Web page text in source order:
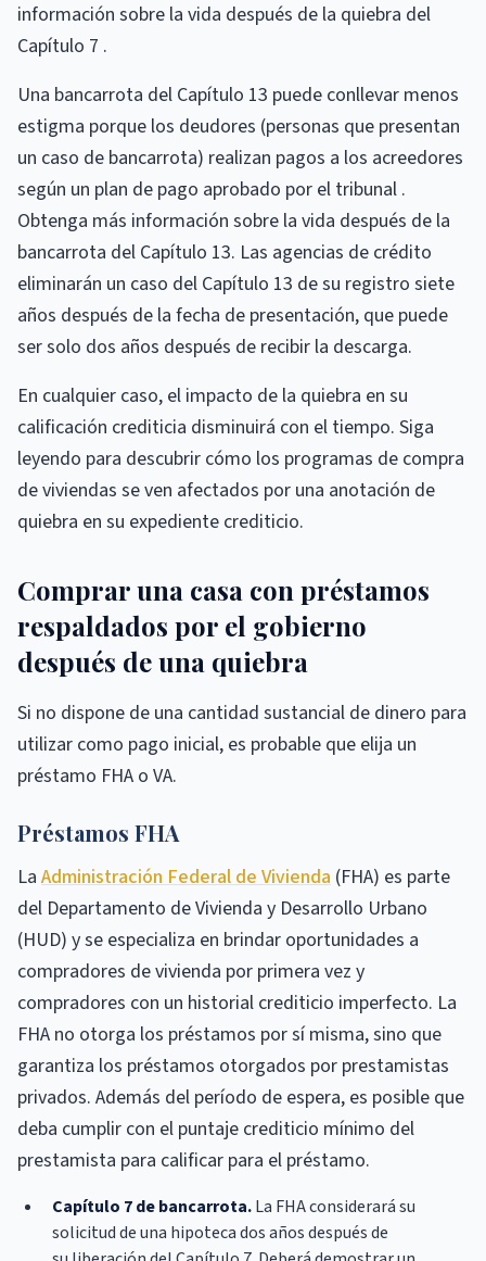
información sobre la vida después de la quiebra del
Capítulo 7 .
Una bancarrota del Capítulo 13 puede conllevar menos
estigma porque los deudores (personas que presentan
un caso de bancarrota) realizan pagos a los acreedores
según un plan de pago aprobado por el tribunal .
Obtenga más información sobre la vida después de la
bancarrota del Capítulo 13. Las agencias de crédito
eliminarán un caso del Capítulo 13 de su registro siete
años después de la fecha de presentación, que puede
ser solo dos años después de recibir la descarga.
En cualquier caso, el impacto de la quiebra en su
calificación crediticia disminuirá con el tiempo. Siga
leyendo para descubrir cómo los programas de compra
de viviendas se ven afectados por una anotación de
quiebra en su expediente crediticio.
Comprar una casa con préstamos
respaldados por el gobierno
después de una quiebra
Si no dispone de una cantidad sustancial de dinero para
utilizar como pago inicial, es probable que elija un
préstamo FHA o VA.
Préstamos FHA
La Administración Federal de Vivienda (FHA) es parte
del Departamento de Vivienda y Desarrollo Urbano
(HUD) y se especializa en brindar oportunidades a
compradores de vivienda por primera vez y
compradores con un historial crediticio imperfecto. La
FHA no otorga los préstamos por sí misma, sino que
garantiza los préstamos otorgados por prestamistas
privados. Además del período de espera, es posible que
deba cumplir con el puntaje crediticio mínimo del
prestamista para calificar para el préstamo.
Capítulo 7 de bancarrota.La FHA considerará su
solicitud de una hipoteca dos años después de